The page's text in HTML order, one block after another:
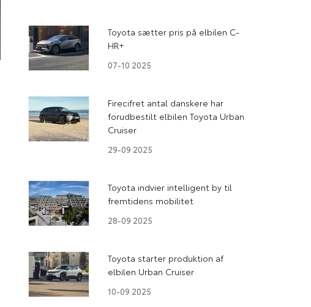
Toyota sætter pris på elbilen C-
HR+
07-10 2025
Firecifret antal danskere har
forudbestilt elbilen Toyota Urban
Cruiser
29-09 2025
Toyota indvier intelligent by til
fremtidens mobilitet
28-09 2025
Toyota starter produktion af
elbilen Urban Cruiser
10-09 2025